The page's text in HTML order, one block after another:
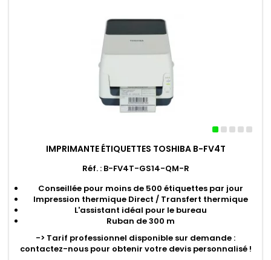
IMPRIMANTE ÉTIQUETTES TOSHIBA B-FV4T
Réf. : B-FV4T-GS14-QM-R
Conseillée pour moins de 500 étiquettes par jour
Impression thermique Direct / Transfert thermique
L'assistant idéal pour le bureau
Ruban de 300 m
-> Tarif professionnel disponible sur demande :
contactez-nous pour obtenir votre devis personnalisé !